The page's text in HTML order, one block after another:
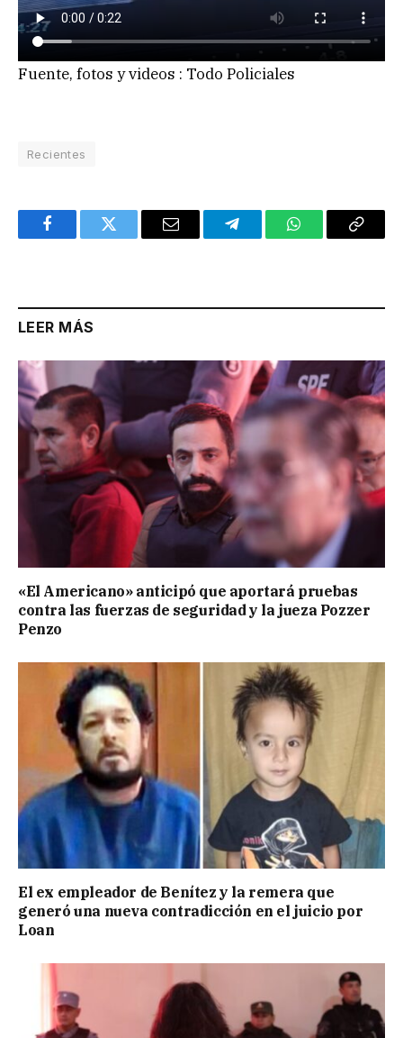
Fuente, fotos y videos : Todo Policiales
Recientes
FacebookTwitter Email TelegramWhatsAppCopy
LEER MÁS
«El Americano» anticipó que aportará pruebas
contra las fuerzas de seguridad y la jueza Pozzer
Penzo
El ex empleador de Benítez y la remera que
generó una nueva contradicción en el juicio por
Loan